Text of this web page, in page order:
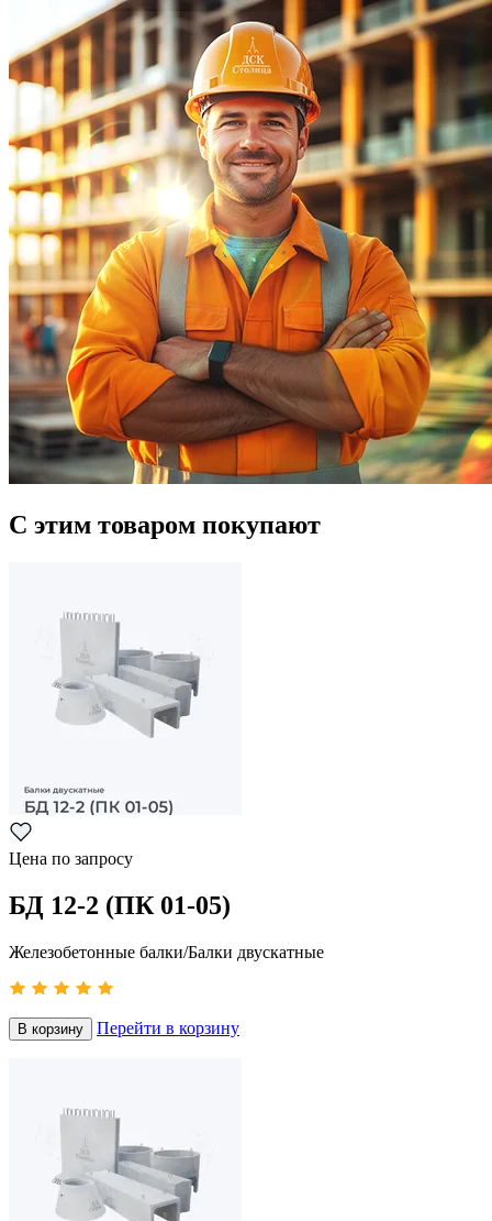
С этим товаром покупают
Цена по запросу
БД 12-2 (ПК 01-05)
Железобетонные балки/Балки двускатные
В корзину Перейти в корзину